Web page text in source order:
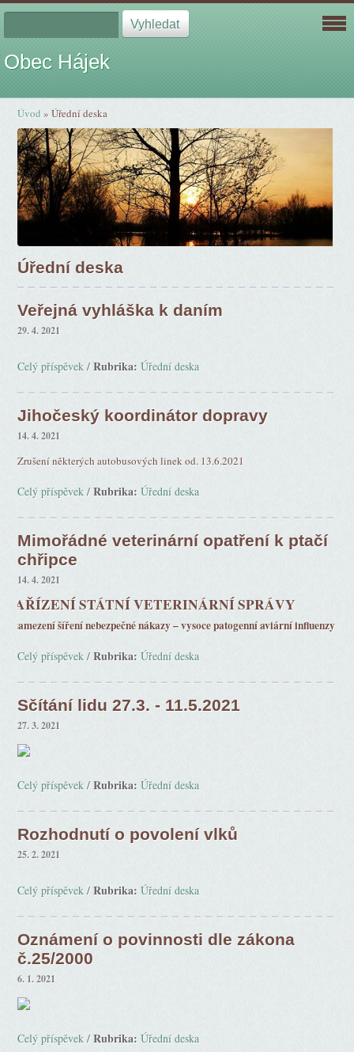
Obec Hájek
Úvod »Úřední deska
Úřední deska
Veřejná vyhláška k daním
29. 4. 2021
Celý příspěvek /Rubrika: Úřední deska
Jihočeský koordinátor dopravy
14. 4. 2021
Zrušení některých autobusových linek od. 13.6.2021
Celý příspěvek /Rubrika: Úřední deska
Mimořádné veterinární opatření k ptačí
chřipce
14. 4. 2021
STÁTNÍ VETERINÁRNÍ SPRÁVY
šíření nebezpečné nákazy – vysoce patogenní aviární influenzy
Celý příspěvek /Rubrika: Úřední deska
Sčítání lidu 27.3. - 11.5.2021
27. 3. 2021
Celý příspěvek /Rubrika: Úřední deska
Rozhodnutí o povolení vlků
25. 2. 2021
Celý příspěvek /Rubrika: Úřední deska
Oznámení o povinnosti dle zákona
č.25/2000
6. 1. 2021
Celý příspěvek /Rubrika: Úřední deska